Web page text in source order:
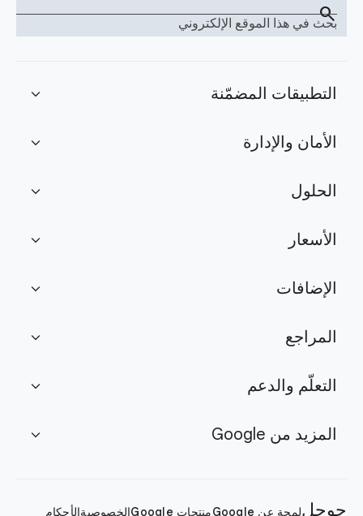
بحث في هذا الموقع الإلكتروني
search
التطبيقات المضمّنة expand_more
الأمان والإدارة expand_more
الحلول expand_more
الأسعار expand_more
الإضافات expand_more
المراجع expand_more
التعلّم والدعم expand_more
المزيد من Google expand_more
جوجللمحة عن Google منتجات Google الخصوصيةالأحكام